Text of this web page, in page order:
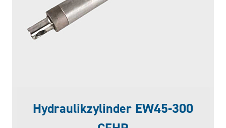
Hydraulikzylinder EW45-300